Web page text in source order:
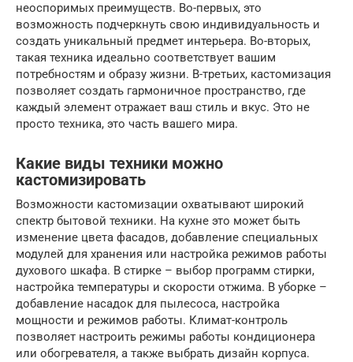
неоспоримых преимуществ. Во-первых, это
возможность подчеркнуть свою индивидуальность и
создать уникальный предмет интерьера. Во-вторых,
такая техника идеально соответствует вашим
потребностям и образу жизни. В-третьих, кастомизация
позволяет создать гармоничное пространство, где
каждый элемент отражает ваш стиль и вкус. Это не
просто техника, это часть вашего мира.
Какие виды техники можно
кастомизировать
Возможности кастомизации охватывают широкий
спектр бытовой техники. На кухне это может быть
изменение цвета фасадов, добавление специальных
модулей для хранения или настройка режимов работы
духового шкафа. В стирке – выбор программ стирки,
настройка температуры и скорости отжима. В уборке –
добавление насадок для пылесоса, настройка
мощности и режимов работы. Климат-контроль
позволяет настроить режимы работы кондиционера
или обогревателя, а также выбрать дизайн корпуса.